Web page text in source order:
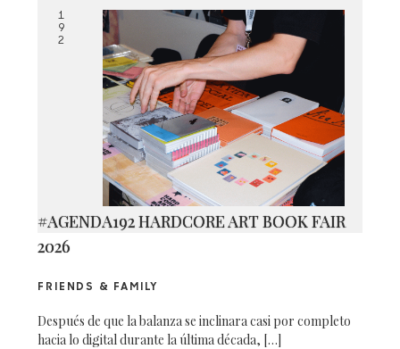
1
9
2
#AGENDA192 HARDCORE ART BOOK FAIR
2026
FRIENDS & FAMILY
Después de que la balanza se inclinara casi por completo
hacia lo digital durante la última década, […]